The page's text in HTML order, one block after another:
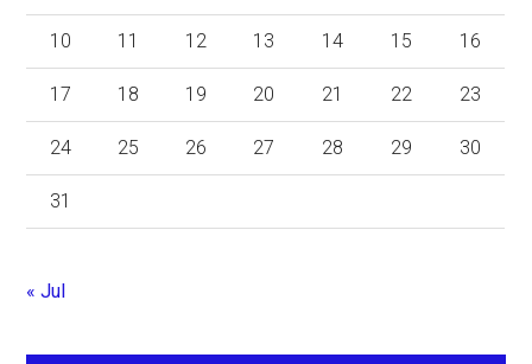
10 11 12 13 14 15 16
17 18 19 20 21 22 23
24 25 26 27 28 29 30
31
« Jul